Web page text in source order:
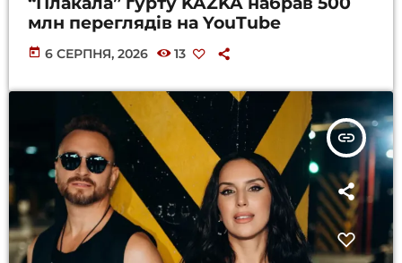
млн переглядів на YouTube
today 6 СЕРПНЯ, 2026 13
insert_link